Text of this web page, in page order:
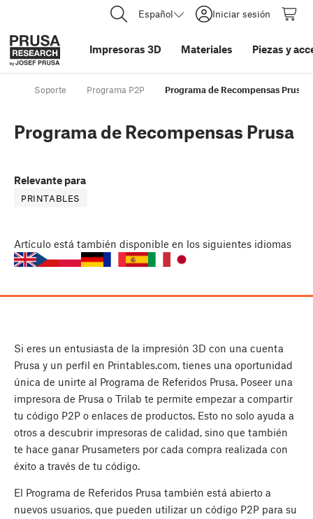
Español Iniciar sesión
Impresoras 3D Materiales Piezas y
Soporte Programa P2P Programa de Recompensas Prusa
Programa de Recompensas Prusa
Relevante para
PRINTABLES
Artículo está también disponible en los siguientes idiomas
Si eres un entusiasta de la impresión 3D con una cuenta
Prusa y un perfil en Printables.com, tienes una oportunidad
única de unirte al Programa de Referidos Prusa. Poseer una
impresora de Prusa o Trilab te permite empezar a compartir
tu código P2P o enlaces de productos. Esto no solo ayuda a
otros a descubrir impresoras de calidad, sino que también
te hace ganar Prusameters por cada compra realizada con
éxito a través de tu código.
El Programa de Referidos Prusa también está abierto a
nuevos usuarios, que pueden utilizar un código P2P para su